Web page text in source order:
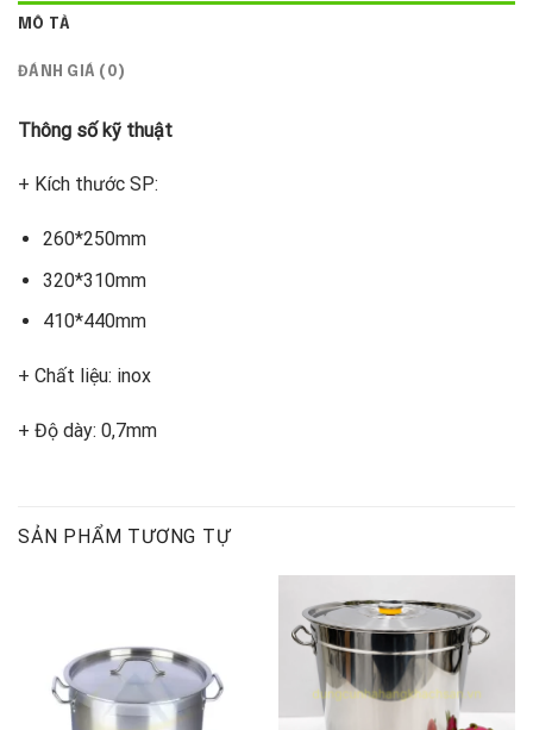
MÔ TẢ
ĐÁNH GIÁ (0)
Thông số kỹ thuật
+ Kích thước SP:
260*250mm
320*310mm
410*440mm
+ Chất liệu: inox
+ Độ dày: 0,7mm
SẢN PHẨM TƯƠNG TỰ